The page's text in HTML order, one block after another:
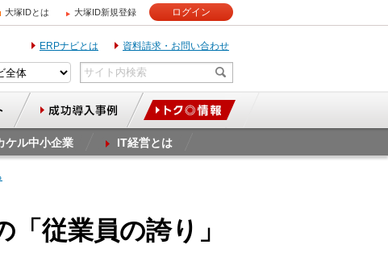
大塚IDとは 大塚ID新規登録 ログイン
ERPナビとは 資料請求・お問い合わせ
ケル中小企業 IT経営とは
従業員の誇り」